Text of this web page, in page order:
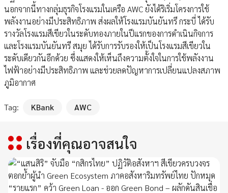
นอกจากนี้ทางกลุ่มธุรกิจโรงแรมในเครือ AWC ยังได้ริเริ่มโครงการใช้
พลังงานอย่างมีประสิทธิภาพ ส่งผลให้โรงแรมบันยันทรี กระบี่ ได้รับ
รางวัลโรงแรมสีเขียวในระดับทองภายในปีแรกของการดำเนินกิจการ
และโรงแรมบันยันทรี สมุย ได้รับการรับรองให้เป็นโรงแรมสีเขียวใน
ระดับเดียวกันอีกด้วย ซึ่งแสดงให้เห็นถึงความตั้งใจในการใช้พลังงาน
ไฟฟ้าอย่างมีประสิทธิภาพ และช่วยลดปัญหาการเปลี่ยนแปลงสภาพ
ภูมิอากาศ
Tag: KBank AWC
เรื่องที่คุณอาจสนใจ